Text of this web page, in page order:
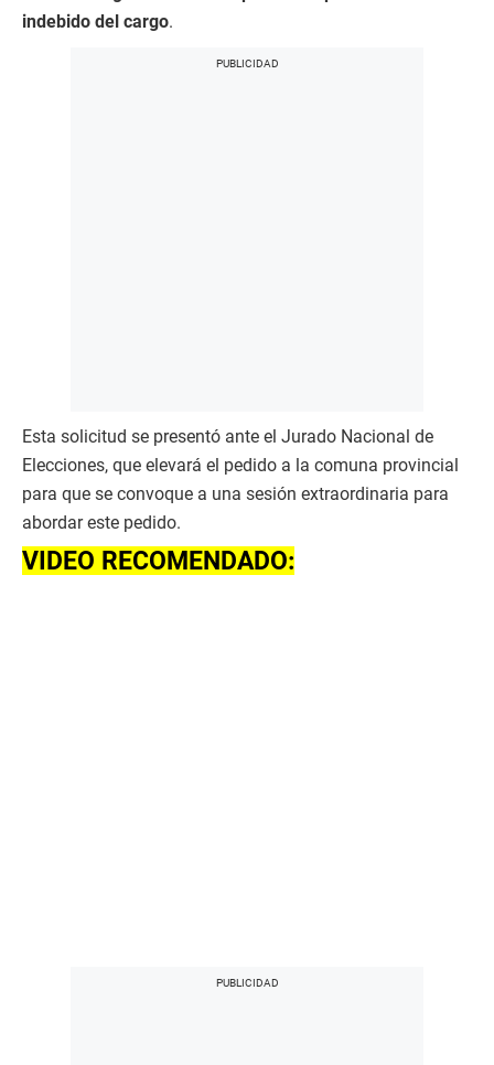
indebido del cargo.
Esta solicitud se presentó ante el Jurado Nacional de
Elecciones, que elevará el pedido a la comuna provincial
para que se convoque a una sesión extraordinaria para
abordar este pedido.
VIDEO RECOMENDADO: